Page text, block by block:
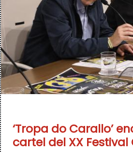
‘Tropa do Carallo’
cartel del XX